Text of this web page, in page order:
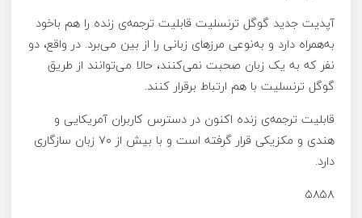
آپدیت جدید گوگل ترنسلیت قابلیت ترجمه‌ی زنده را هم باخود
به‌همراه دارد و به‌نوعی مرزهای زبانی را از بین می‌برد. در واقع، دو
نفر که به یک زبان صحبت نمی‌کنند، حالا می‌توانند از طریق
گوگل ترنسلیت با هم ارتباط برقرار کنند.
قابلیت ترجمه‌ی زنده اکنون در دسترس کاربران آمریکایی و
هندی و مکزیکی قرار گرفته است و با بیش از ۷۰ زبان سازگاری
دارد.
۵۸۵۸